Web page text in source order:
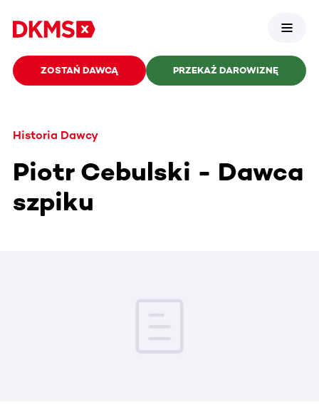
ZOSTAŃ DAWCĄ PRZEKAŻ DAROWIZNĘ
Historia Dawcy
Piotr Cebulski - Dawca
szpiku